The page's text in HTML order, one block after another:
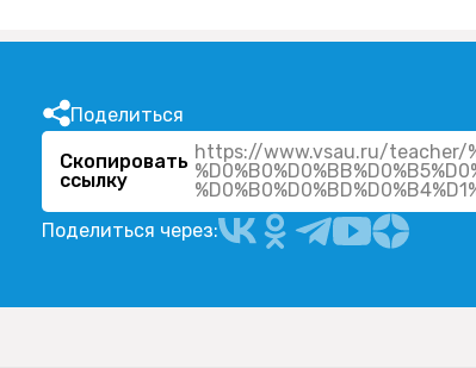
Поделиться
Скопировать
ссылку
https://www.vsau.ru/teacher/
Поделиться через: